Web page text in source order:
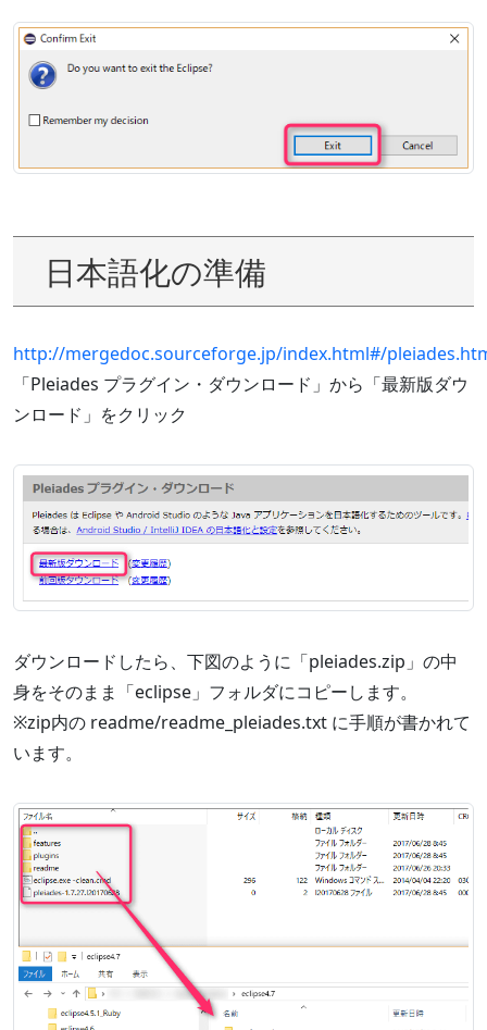
日本語化の準備
http://mergedoc.sourceforge.jp/index.html#/
「Pleiades プラグイン・ダウンロード」から「最新版ダウ
ンロード」をクリック
ダウンロードしたら、下図のように「pleiades.zip」の中
身をそのまま「eclipse」フォルダにコピーします。
※zip内の readme/readme_pleiades.txt に手順が書かれて
います。